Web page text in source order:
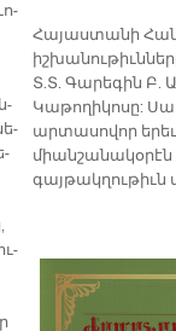
​Հայաստանի
Տ.Տ. Գարեգին Բ.
Կաթողիկոսը:
արտասովոր
միանշանակօրէն
գայթակղութիւն